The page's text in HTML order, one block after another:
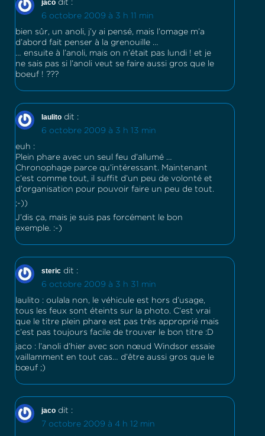
jaco dit :
6 octobre 2009 à 3 h 11 min
bien sûr, un anoli, j’y ai pensé, mais l’omage m’a
d’abord fait penser à la grenouille …
… ensuite à l’anoli, mais on n’était pas lundi ! et je
ne sais pas si l’anoli veut se faire aussi gros que le
boeuf ! ???
laulito dit :
6 octobre 2009 à 3 h 13 min
euh :
Plein phare avec un seul feu d’allumé …
Chronophage parce qu’intéressant. Maintenant
c’est comme tout, il suffit d’un peu de volonté et
d’organisation pour pouvoir faire un peu de tout.
;-))
J’dis ça, mais je suis pas forcément le bon
exemple. :-)
steric dit :
6 octobre 2009 à 3 h 31 min
laulito : oulala non, le véhicule est hors d’usage,
tous les feux sont éteints sur la photo. C’est vrai
que le titre plein phare est pas très approprié mais
c’est pas toujours facile de trouver le bon titre :D
jaco : l’anoli d’hier avec son nœud Windsor essaie
vaillamment en tout cas… d’être aussi gros que le
bœuf ;)
jaco dit :
7 octobre 2009 à 4 h 12 min